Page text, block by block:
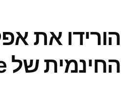
הורידו את
החינמית של Wise